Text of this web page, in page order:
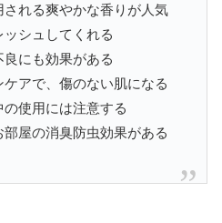
される爽やかな香りが人気
ッシュしてくれる
良にも効果がある
ケアで、傷のない肌になる
の使用には注意する
部屋の消臭防虫効果がある